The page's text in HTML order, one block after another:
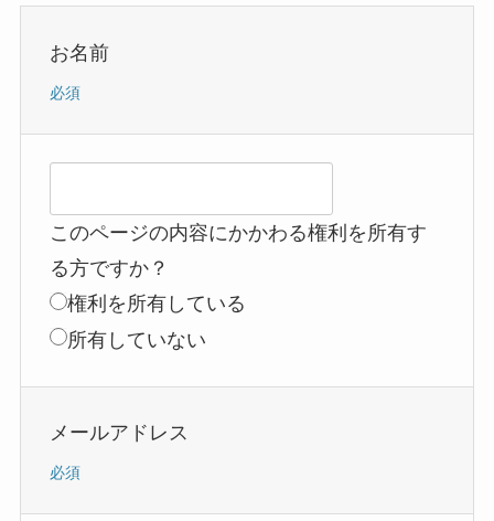
お名前
必須
このページの内容にかかわる権利を所有す
る方ですか？
権利を所有している
所有していない
メールアドレス
必須